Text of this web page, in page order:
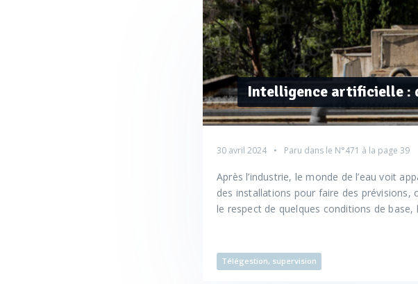
Intelligence artificielle :
30 avril 2024 Paru dans le N°471 à la page 39
Après l’industrie, le monde de l’eau voit
des installations pour faire des
le respect de quelques conditions de
Télégestion, supervision